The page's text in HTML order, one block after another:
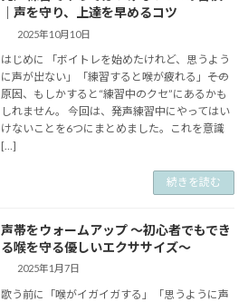
｜声を守り、上達を早めるコツ
2025年10月10日
はじめに 「ボイトレを始めたけれど、思うよう
に声が出ない」「練習すると喉が疲れる」――その
原因、もしかすると“練習中のクセ”にあるかも
しれません。 今回は、発声練習中にやってはい
けないことを6つにまとめました。これを意識
[…]
続きを読む
声帯をウォームアップ ～初心者でもでき
る喉を守る優しいエクササイズ～
2025年1月7日
歌う前に「喉がイガイガする」「思うように声